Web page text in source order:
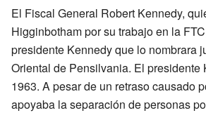
El Fiscal General Robert Kennedy,
Higginbotham por su trabajo en la
presidente Kennedy que lo nombrara
Oriental de Pensilvania. El presidente
1963. A pesar de un retraso causado
apoyaba la separación de personas